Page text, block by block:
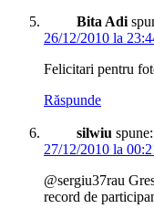
Bita Adi
26/12/2010 la
Felicitari pentru
Răspunde
silwiu spune:
27/12/2010 la
@sergiu37rau
record de